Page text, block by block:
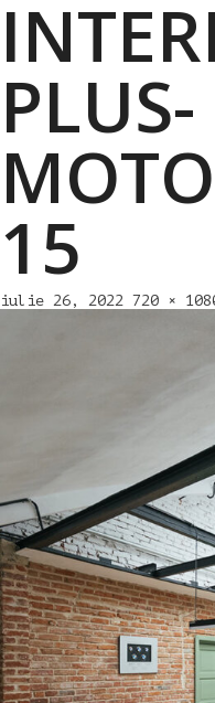
PLUS-
15
iulie 26, 2022 720 ×